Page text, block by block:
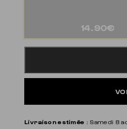
14.90€
Livraison estimée : Samedi 8